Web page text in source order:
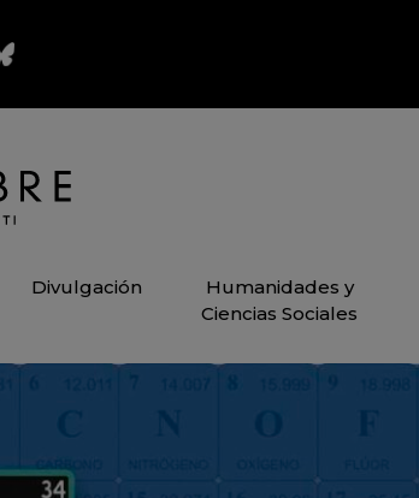
Divulgación
Humanidades y
Ciencias Sociales